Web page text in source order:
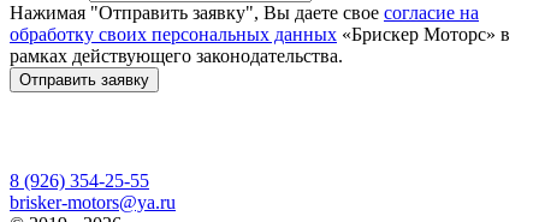
Нажимая "Отправить заявку", Вы даете свое согласие на
обработку своих персональных данных «Брискер Моторс» в
рамках действующего законодательства.
Отправить заявку
8 (926) 354-25-55
brisker-motors@ya.ru